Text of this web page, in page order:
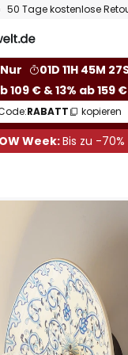
50 Tage kostenlose
Nur
01D 11H 45M
109 € & 13% ab 159 €
RABATT kopieren
Week:Bis zu -70%